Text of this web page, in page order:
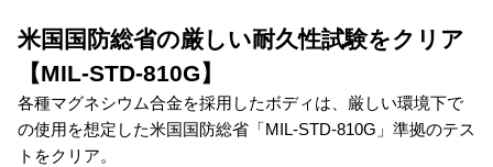
米国国防総省の厳しい耐久性試験をクリア
【MIL-STD-810G】
各種マグネシウム合金を採用したボディは、厳しい環境下で
の使用を想定した米国国防総省「MIL-STD-810G」準拠のテス
トをクリア。